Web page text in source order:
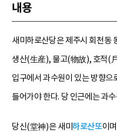
내용
새미하로산당은 제주시 회천동
생산(生産), 물고(物故), 호적(
입구에서 과수원이 있는 방향으
들어가야 한다. 당 인근에는 과
당신(堂神)은 새미하로산또이